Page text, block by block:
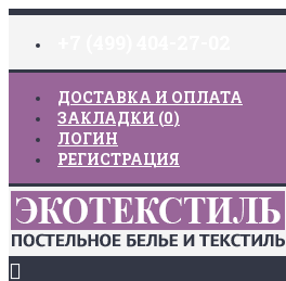
ДОСТАВКА И ОПЛАТА
ЗАКЛАДКИ (0)
ЛОГИН
РЕГИСТРАЦИЯ